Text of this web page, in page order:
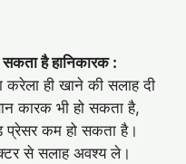
है हानिकारक :
करेला ही खाने की सलाह दी
कारक भी हो सकता है,
कम हो सकता है।
से सलाह अवश्य ले।